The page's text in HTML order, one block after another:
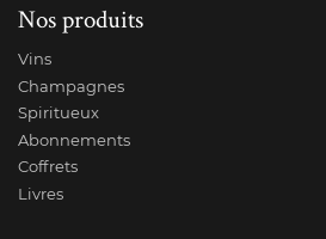
Nos produits
Vins
Champagnes
Spiritueux
Abonnements
Coffrets
Livres